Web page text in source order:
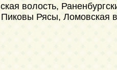
волость,
Рясы, Ломовская